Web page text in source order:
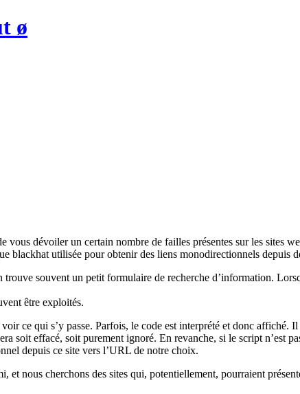
ø
vous dévoiler un certain nombre de failles présentes sur les sites
blackhat utilisée pour obtenir des liens monodirectionnels depuis
souvent un petit formulaire de recherche d’information.
être exploités.
ce qui s’y passe. Parfois, le code est interprété et donc
soit effacé, soit purement ignoré. En revanche, si le script n’est
depuis ce site vers l’URL de notre choix.
et nous cherchons des sites qui, potentiellement, pourraient